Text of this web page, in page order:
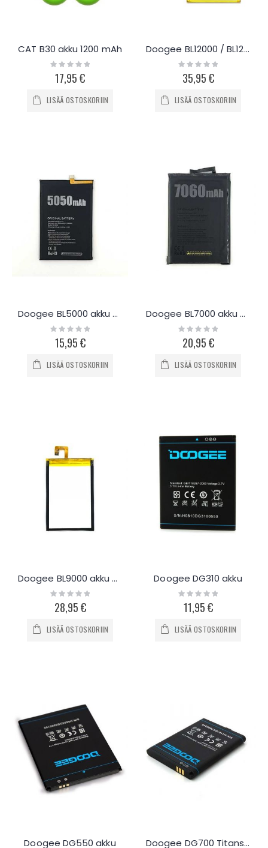
CAT B30 akku 1200 mAh
Rating:
0%
17,95 €
LISÄÄ OSTOSKORIIN
Doogee BL12000 / BL12000 Pro akku 12000mAh
Rating:
0%
35,95 €
LISÄÄ OSTOSKORIIN
Doogee BL5000 akku 5050mAh
Rating:
0%
15,95 €
LISÄÄ OSTOSKORIIN
Doogee BL7000 akku 7060mAh
Rating:
0%
20,95 €
LISÄÄ OSTOSKORIIN
Doogee BL9000 akku 9000mAh
Rating:
0%
28,95 €
LISÄÄ OSTOSKORIIN
Doogee DG310 akku
Rating:
0%
11,95 €
LISÄÄ OSTOSKORIIN
Doogee DG550 akku Doogee DG700 Titans 2 akku